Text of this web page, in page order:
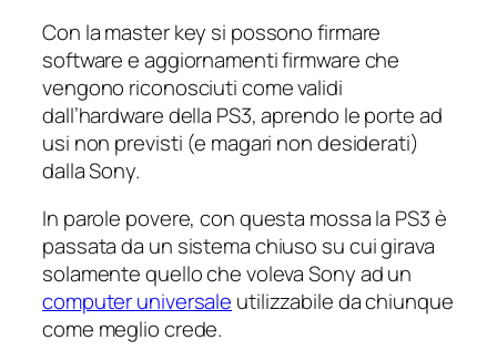
Con la master key si possono firmare
software e aggiornamenti firmware che
vengono riconosciuti come validi
dall’hardware della PS3, aprendo le porte ad
usi non previsti (e magari non desiderati)
dalla Sony.
In parole povere, con questa mossa la PS3 è
passata da un sistema chiuso su cui girava
solamente quello che voleva Sony ad un
computer universale utilizzabile da chiunque
come meglio crede.